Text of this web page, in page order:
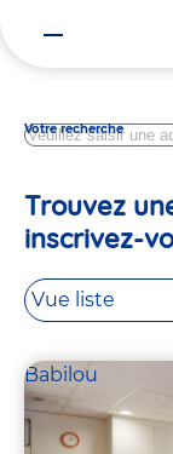
Votre recherche
Trouvez
inscrivez-
Vue liste
Babilou